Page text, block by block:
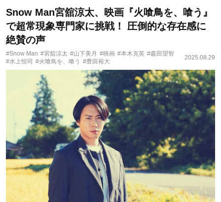
Snow Man宮舘涼太、映画『火喰鳥を、喰う』
で超常現象専門家に挑戦！ 圧倒的な存在感に
絶賛の声
#Snow Man #宮舘涼太 #山下美月 #映画 #本木克英 #森田望智
#水上恒司 #火喰鳥を、喰う #豊田裕大
2025.08.29